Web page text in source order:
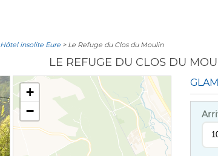
Hôtel insolite Eure > Le Refuge du Clos du Moulin
LE REFUGE DU CLOS DU
+
−